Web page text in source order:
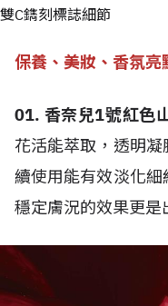
雙C鐫刻標誌細節
保養、美妝、香氛亮
01. 香奈兒1號紅色
花活能萃取，透明
續使用能有效淡化細
穩定膚況的效果更是